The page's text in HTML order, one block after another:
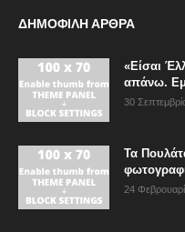
ΔΗΜΟΦΙΛΗ ΑΡΘΡΑ
«Είσαι
απάνω.
30
Τα
24